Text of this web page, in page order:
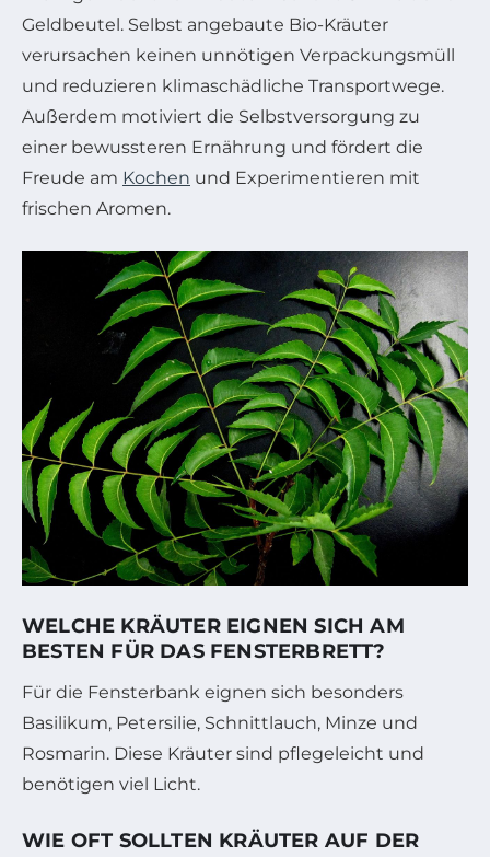
Geldbeutel. Selbst angebaute Bio-Kräuter
verursachen keinen unnötigen Verpackungsmüll
und reduzieren klimaschädliche Transportwege.
Außerdem motiviert die Selbstversorgung zu
einer bewussteren Ernährung und fördert die
Freude am Kochen und Experimentieren mit
frischen Aromen.
WELCHE KRÄUTER EIGNEN SICH AM
BESTEN FÜR DAS FENSTERBRETT?
Für die Fensterbank eignen sich besonders
Basilikum, Petersilie, Schnittlauch, Minze und
Rosmarin. Diese Kräuter sind pflegeleicht und
benötigen viel Licht.
WIE OFT SOLLTEN KRÄUTER AUF DER